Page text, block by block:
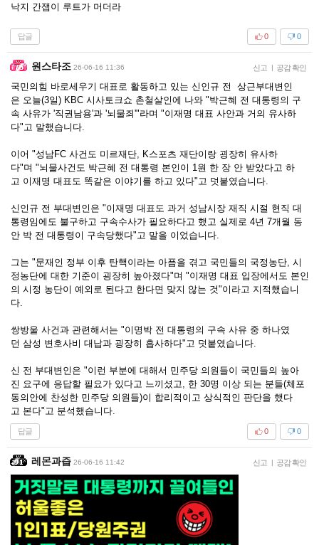
낙지 간잽이 루트가 머더라
답글 0
0
원스타조 26-06-16 11:36 신고 | 공감 확인
국민의힘 바로세우기 대표로 활동하고 있는 신인규 전 상근부대변인
은 오늘(3일) KBC 시사토크쇼 촌철살인에 나와 "박근혜 전 대통령의 구
속 사유가 '직권남용'과 '뇌물죄'"라며 "이재명 대표 사안과 거의 유사하
다"고 말했습니다.
이어 "성남FC 사건도 미르재단, K스포츠 재단이랑 굉장히 유사하
다"며 "뇌물사건도 박근혜 전 대통령 본인이 1원 한 장 안 받았다고 하
고 이재명 대표도 똑같은 이야기를 하고 있다"고 덧붙였습니다.
신인규 전 부대변인은 "이재명 대표도 과거 성남시장 재직 시절 현직 대
통령임에도 불구하고 구속수사가 필요하다고 했고 실제로 4년 7개월 동
안 박 전 대통령이 구속당했다"고 말을 이었습니다.
그는 "문재인 정부 이후 탄핵이라는 아픔을 겪고 국민들의 국정농단, 시
정농단에 대한 기준이 굉장히 높아졌다"며 "이재명 대표 입장에서도 본인
의 시정 농단이 예외로 된다고 한다면 맞지 않는 것"이라고 지적했습니
다.
쌍방울 사건과 관련해서는 "이명박 전 대통령의 구속 사유 중 하나였
던 삼성 변호사비 대납과 굉장히 흡사하다"고 덧붙였습니다.
신 전 부대변인은 "이런 부분에 대해서 민주당 의원들이 국민들의 높아
진 요구에 응답할 필요가 있다고 느끼셨고, 한 30명 이상 되는 분들(체포
동의안에 찬성한 민주당 의원들)이 합리적이고 상식적인 판단을 했다
고 본다"고 분석했습니다.
답글 0
0
레몬과즙 26-06-16 11:42 신고 | 공감 확인